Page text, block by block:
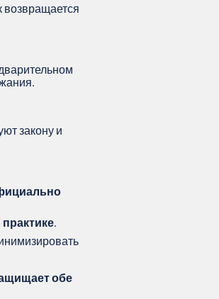
возвращается
закону и
.
обе